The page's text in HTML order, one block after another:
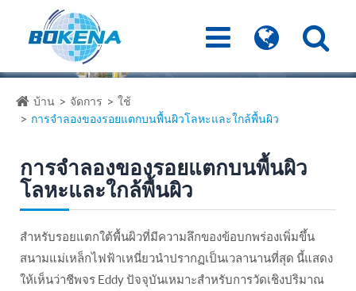
บ้าน จัดการ
ใช้
การจำลองของรอยแตกบนพื้นผิวโลหะและใกล้พื้นผิว
การจำลองของรอยแตกบนพื้นผิว
โลหะและใกล้พื้นผิว
สำหรับรอยแตกใต้พื้นผิวที่มีความลึกของข้อบกพร่องเพิ่มขึ้น
สนามแม่เหล็กไฟฟ้าเหนี่ยวนำปรากฏเป็นเวลานานที่สุด นี้แสดง
ให้เห็นว่าชีพจร Eddy ปัจจุบันเหมาะสำหรับการวัดเชิงปริมาณ